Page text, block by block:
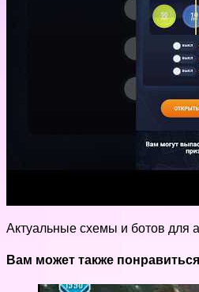
Актуальные схемы и ботов для
Вам может также